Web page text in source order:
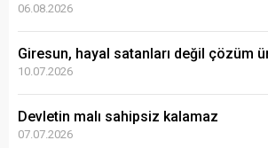
06.08.2026
Giresun, hayal satanları değil çözüm
10.07.2026
Devletin malı sahipsiz kalamaz
07.07.2026